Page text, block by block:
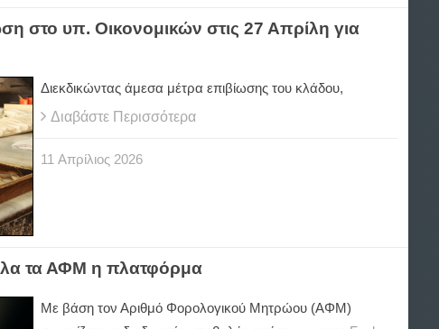
στο υπ. Οικονομικών στις 27 Απρίλη για
Διεκδικώντας άμεσα μέτρα επιβίωσης του κλάδου,
Διαβάστε Περισσότερα
11 Απρίλιος 2026
τα ΑΦΜ η πλατφόρμα
Με βάση τον Αριθμό Φορολογικού Μητρώου (ΑΦΜ)